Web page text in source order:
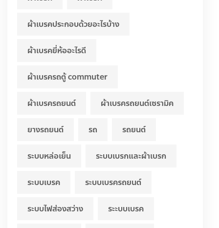
ผ้าเบรคประกอบด้วยอะไรบ้าง
ผ้าเบรคยี่ห้ออะไรดี
ผ้าเบรครถตู้ commuter
ผ้าเบรครถยนต์ ผ้าเบรครถยนต์เซรามิค
ยางรถยนต์ รถ รถยนต์
ระบบหล่อเย็น ระบบเบรกและผ้าเบรก
ระบบเบรค ระบบเบรครถยนต์
ระบบไฟส่องสว่าง ระะบบเบรค